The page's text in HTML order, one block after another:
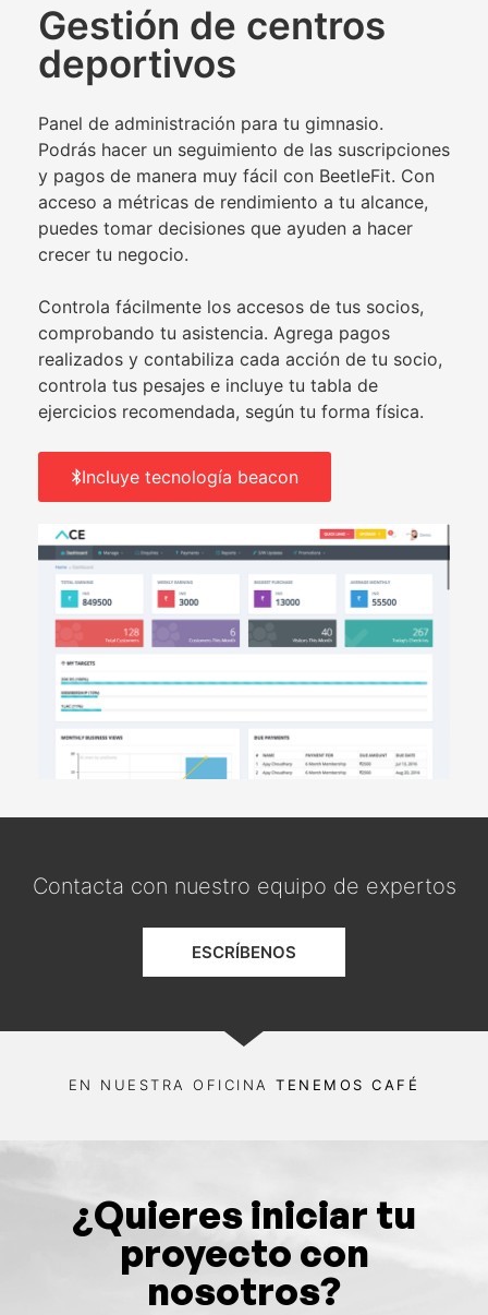
Gestión de centros
deportivos
Panel de administración para tu gimnasio.
Podrás hacer un seguimiento de las suscripciones
y pagos de manera muy fácil con BeetleFit. Con
acceso a métricas de rendimiento a tu alcance,
puedes tomar decisiones que ayuden a hacer
crecer tu negocio.
Controla fácilmente los accesos de tus socios,
comprobando tu asistencia. Agrega pagos
realizados y contabiliza cada acción de tu socio,
controla tus pesajes e incluye tu tabla de
ejercicios recomendada, según tu forma física.
Incluye tecnología beacon
Contacta con nuestro equipo de expertos
ESCRÍBENOS
EN NUESTRA OFICINATENEMOS CAFÉ
¿Quieres iniciar tu
proyecto con
nosotros?